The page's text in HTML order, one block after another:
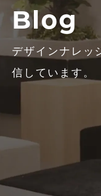
Blog
デザインナレッ
信しています。